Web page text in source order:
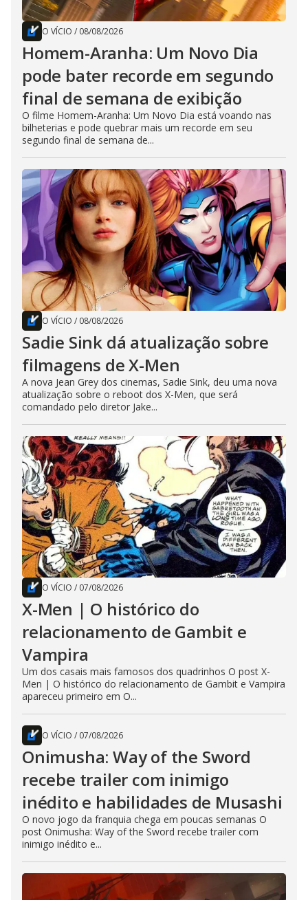
O VÍCIO / 08/08/2026
Homem-Aranha: Um Novo Dia
pode bater recorde em segundo
final de semana de exibição
O filme Homem-Aranha: Um Novo Dia está voando nas
bilheterias e pode quebrar mais um recorde em seu
segundo final de semana de...
O VÍCIO / 08/08/2026
Sadie Sink dá atualização sobre
filmagens de X-Men
A nova Jean Grey dos cinemas, Sadie Sink, deu uma nova
atualização sobre o reboot dos X-Men, que será
comandado pelo diretor Jake...
O VÍCIO / 07/08/2026
X-Men | O histórico do
relacionamento de Gambit e
Vampira
Um dos casais mais famosos dos quadrinhos O post X-
Men | O histórico do relacionamento de Gambit e Vampira
apareceu primeiro em O...
O VÍCIO / 07/08/2026
Onimusha: Way of the Sword
recebe trailer com inimigo
inédito e habilidades de Musashi
O novo jogo da franquia chega em poucas semanas O
post Onimusha: Way of the Sword recebe trailer com
inimigo inédito e...